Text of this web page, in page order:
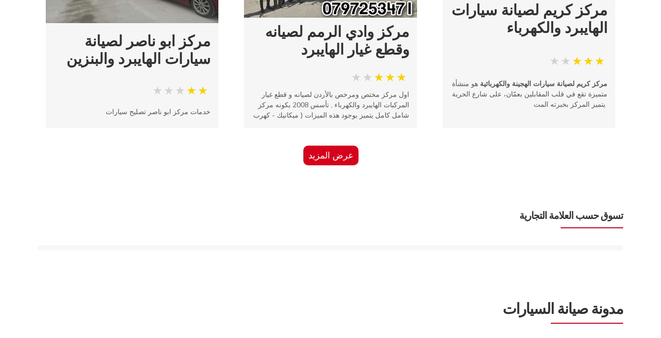
مركز كريم لصيانة سيارات
الهايبرد والكهرباء
مركز كريم لصيانة سيارات الهجينة والكهربائية هو منشأة
متميزة تقع في قلب المقابلين بعمّان، على شارع الحرية
يتميز المركز بخبرته المت
مركز وادي الرمم لصيانه
وقطع غيار الهايبرد
اول مركز مختص ومرخص بالأردن لصيانه و قطع غيار
المركبات الهايبرد والكهرباء , تأسس 2008 بكونه مركز
شامل كامل يتميز بوجود هذه الميزات { ميكانيك - كهرب
مركز ابو ناصر لصيانة
سيارات الهايبرد والبنزين
خدمات مركز ابو ناصر تصليح سيارات
عرض المزيد
تسوق حسب العلامة التجارية
مدونة صيانة السيارات